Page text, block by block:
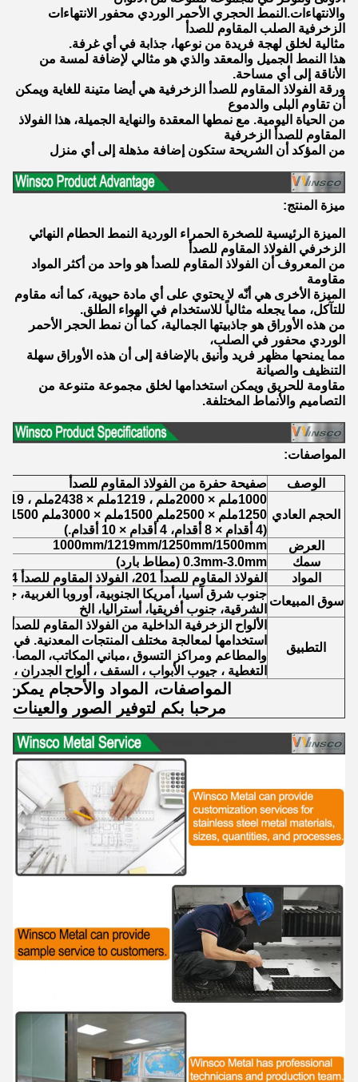
والانتهاءات.النمط الحجري الأحمر الوردي محفور الانتهاءات
الزخرفية الصلب المقاوم للصدأ
مثالية لخلق لهجة فريدة من نوعها، جذابة في أي غرفة.
هذا النمط الجميل والمعقد والذي هو مثالي لإضافة لمسة من
الأناقة إلى أي مساحة.
ورقة الفولاذ المقاوم للصدأ الزخرفية هي أيضا متينة للغاية ويمكن
أن تقاوم البلى والدموع
من الحياة اليومية. مع نمطها المعقدة والنهاية الجميلة، هذا الفولاذ
المقاوم للصدأ الزخرفية
من المؤكد أن الشريحة ستكون إضافة مذهلة إلى أي منزل
ميزة المنتج:
الميزة الرئيسية للصخرة الحمراء الوردية النمط الحطام النهائي
الزخرفي الفولاذ المقاوم للصدأ
من المعروف أن الفولاذ المقاوم للصدأ هو واحد من أكثر المواد
مقاومة
الميزة الأخرى هي أنّه لا يحتوي على أي مادة حيوية، كما أنه مقاوم
للتآكل، مما يجعله مثالياً للاستخدام في الهواء الطلق.
من هذه الأوراق هو جاذبيتها الجمالية، كما أن نمط الحجر الأحمر
الوردي محفور في الصلب،
مما يمنحها مظهر فريد وأنيق بالإضافة إلى أن هذه الأوراق سهلة
التنظيف والصيانة
مقاومة للحريق ويمكن استخدامها لخلق مجموعة متنوعة من
التصاميم والأنماط المختلفة.
المواصفات:
الوصف صفيحة حفرة من الفولاذ المقاوم للصدأ
الحجم العادي
1000ملم × 2000ملم ، 1219ملم × 2438ملم ، 1219ملم × 3048ملم
1250ملم × 2500ملم 1500ملم × 3000ملم 1500ملم × 6000ملم
(4 أقدام × 8 أقدام، 4 أقدام × 10 أقدام.)
العرض
1000mm/1219mm/1250mm/1500mm
سمك
0.3mm-3.0mm (مطاط بارد)
المواد
الفولاذ المقاوم للصدأ 201، الفولاذ المقاوم للصدأ 304، الفولاذ المقاوم للصدأ 316.
سوق المبيعات
جنوب شرق آسيا، أمريكا الجنوبية، أوروبا الغربية،
الشرقية، جنوب أفريقيا، أستراليا، الخ
التطبيق
الألواح الزخرفية الداخلية من الفولاذ المقاوم
استخدامها لمعالجة مختلف المنتجات المعدنية. في
والمطاعم ومراكز التسوق ،مباني المكاتب،
التغطية ، جيوب الأبواب ، السقف ، ألواح الجدران ،
المواصفات، المواد والأحجام
مرحبا بكم لتوفير الصور والعينات